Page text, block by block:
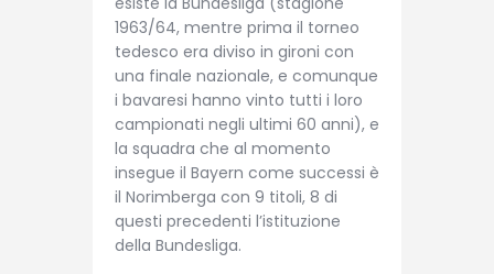
1963/64, mentre prima il torneo
tedesco era diviso in gironi con
una finale nazionale, e comunque
i bavaresi hanno vinto tutti i loro
campionati negli ultimi 60 anni), e
la squadra che al momento
insegue il Bayern come successi è
il Norimberga con 9 titoli, 8 di
questi precedenti l’istituzione
della Bundesliga.